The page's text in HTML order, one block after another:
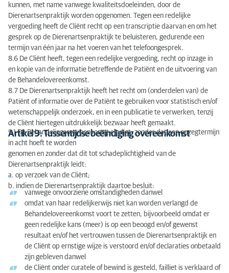
kunnen, met name vanwege kwaliteitsdoeleinden, door de
Dierenartsenpraktijk worden opgenomen. Tegen een redelijke
vergoeding heeft de Cliënt recht op een transcriptie daarvan en om het
gesprek op de Dierenartsenpraktijk te beluisteren, gedurende een
termijn van één jaar na het voeren van het telefoongesprek.
8.6 De Cliënt heeft, tegen een redelijke vergoeding, recht op inzage in
en kopie van de informatie betreffende de Patiënt en de uitvoering van
de Behandelovereenkomst.
8.7 De Dierenartsenpraktijk heeft het recht om (onderdelen van) de
Patiënt of informatie over de Patiënt te gebruiken voor statistisch en/of
wetenschappelijk onderzoek, en in een publicatie te verwerken, tenzij
de Cliënt hiertegen uitdrukkelijk bezwaar heeft gemaakt.
Artikel 9: Tussentijdse beëindiging overeenkomst
9.1 De Behandelingsovereenkomst eindigt, zonder dat een opzegtermijn
in acht hoeft te worden
genomen en zonder dat dit tot schadeplichtigheid van de
Dierenartsenpraktijk leidt:
a. op verzoek van de Cliënt;
b. indien de Dierenartsenpraktijk daartoe besluit:
vanwege onvoorziene omstandigheden danwel
omdat van haar redelijkerwijs niet kan worden verlangd de
Behandelovereenkomst voort te zetten, bijvoorbeeld omdat er
geen redelijke kans (meer) is op een beoogd en/of gewenst
resultaat en/of het vertrouwen tussen de Dierenartsenpraktijk en
de Cliënt op ernstige wijze is verstoord en/of declaraties onbetaald
zijn gebleven danwel
de Cliënt onder curatele of bewind is gesteld, failliet is verklaard of